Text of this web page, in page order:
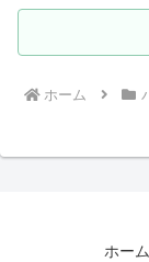
ホーム
ホーム